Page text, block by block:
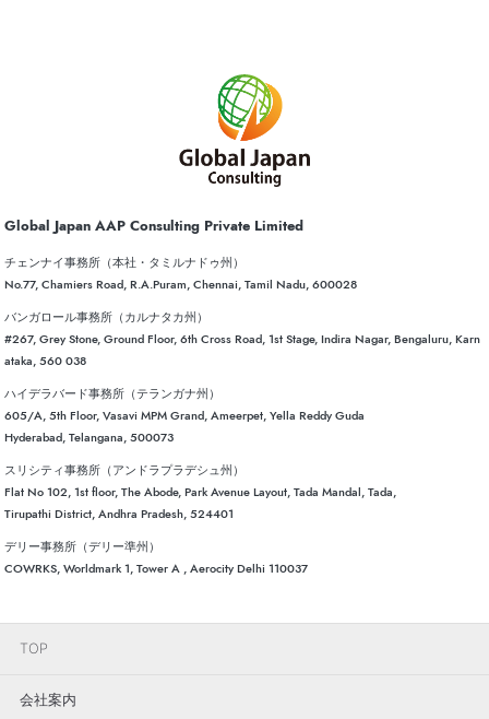
Global Japan AAP Consulting Private Limited
チェンナイ事務所（本社・タミルナドゥ州）
No.77, Chamiers Road, R.A.Puram, Chennai, Tamil Nadu, 600028
バンガロール事務所（カルナタカ州）
#267, Grey Stone, Ground Floor, 6th Cross Road, 1st Stage, Indira Nagar, Bengaluru, Karn
ataka, 560 038
ハイデラバード事務所（テランガナ州）
605/A, 5th Floor, Vasavi MPM Grand, Ameerpet, Yella Reddy Guda
Hyderabad, Telangana, 500073
スリシティ事務所（アンドラプラデシュ州）
Flat No 102, 1st floor, The Abode, Park Avenue Layout, Tada Mandal, Tada,
Tirupathi District, Andhra Pradesh, 524401
デリー事務所（デリー準州）
COWRKS, Worldmark 1, Tower A , Aerocity Delhi 110037
TOP
会社案内